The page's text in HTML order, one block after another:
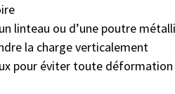
linteau ou d’une poutre
la charge verticalement
pour éviter toute